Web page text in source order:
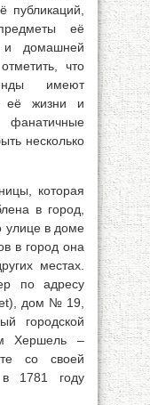
публикаций,
её
и домашней
что
имеют
её жизни и
несколько
которая
в город,
улице в доме
в город она
местах.
по адресу
дом № 19,
городской
Хершель –
со своей
в 1781 году